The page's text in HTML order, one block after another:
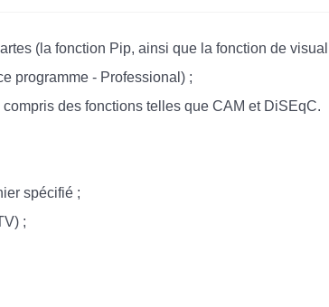
(la fonction Pip, ainsi que la fonction de
programme - Professional) ;
des fonctions telles que CAM et DiSEqC.
spécifié ;
;